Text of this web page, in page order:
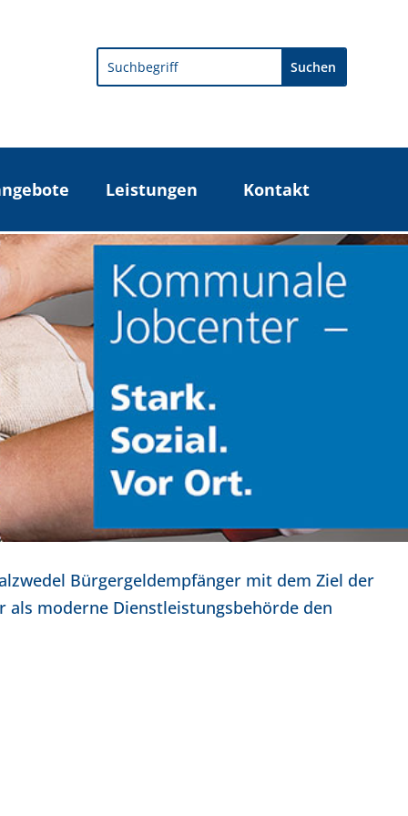
Search
Leistungen Kontakt
Bürgergeldempfänger mit dem Ziel der
als moderne Dienstleistungsbehörde den